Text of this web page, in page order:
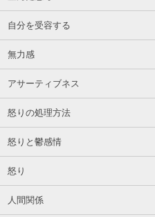
自分を受容する
無力感
アサーティブネス
怒りの処理方法
怒りと鬱感情
怒り
人間関係